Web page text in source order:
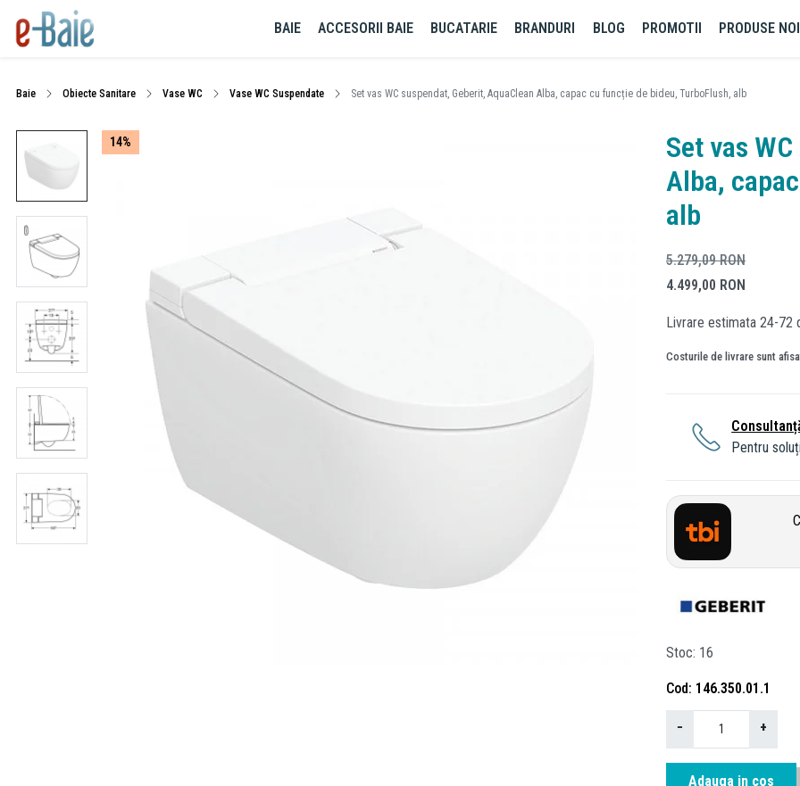
BAIE ACCESORII BAIE BUCATARIE BRANDURI BLOG PROMOTII PRODUSE NOI
Baie Obiecte Sanitare Vase WC Vase WC Suspendate Set vas WC suspendat, Geberit, AquaClean Alba, capac cu funcție de bideu, TurboFlush, alb
14%
Set vas
Alba,
alb
5.279,09RON
4.499,00 RON
Livrare estimata 24-72
Costurile de livrare sunt
Pentru
Stoc 16
Cod 146.350.01.1
− +
Adauga in cos